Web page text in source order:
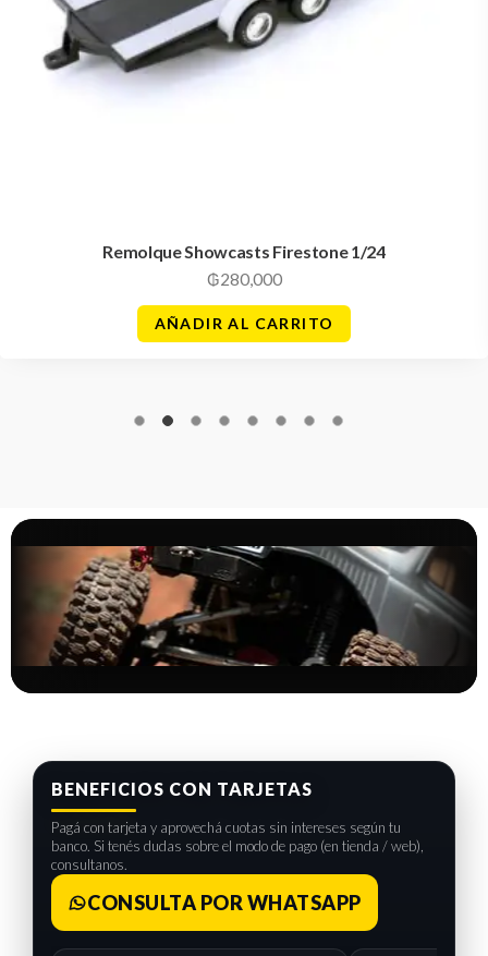
Remolque Showcasts Firestone 1/24
₲280,000
AÑADIR AL CARRITO
BENEFICIOS CON TARJETAS
Pagá con tarjeta y aprovechá cuotas sin intereses según tu
banco. Si tenés dudas sobre el modo de pago (en tienda / web),
consultanos.
CONSULTA POR WHATSAPP